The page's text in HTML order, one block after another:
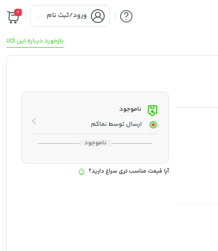
ورود/ثبت نام 0
بازخورد درباره این کالا
ناموجود
ارسال توسط نماکم
ناموجود
آیا قیمت مناسب تری سراغ دارید؟